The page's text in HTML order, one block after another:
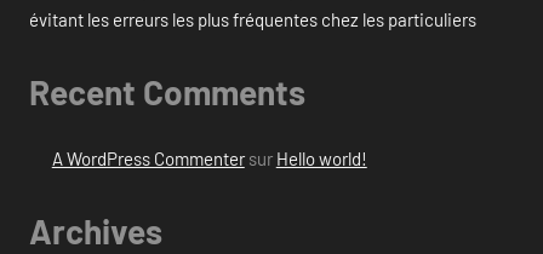
évitant les erreurs les plus fréquentes chez les particuliers
Recent Comments
A WordPress Commentersur Hello world!
Archives